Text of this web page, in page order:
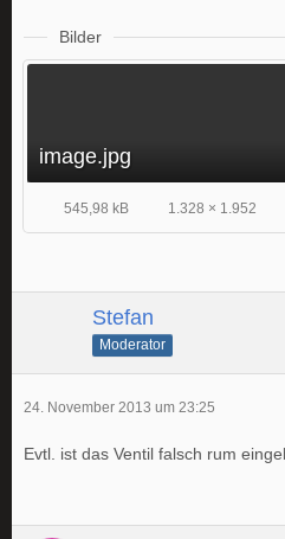
Bilder
image.jpg
545,98 kB 1.328 × 1.952
Stefan
Moderator
24. November 2013 um 23:25
Evtl. ist das Ventil falsch rum